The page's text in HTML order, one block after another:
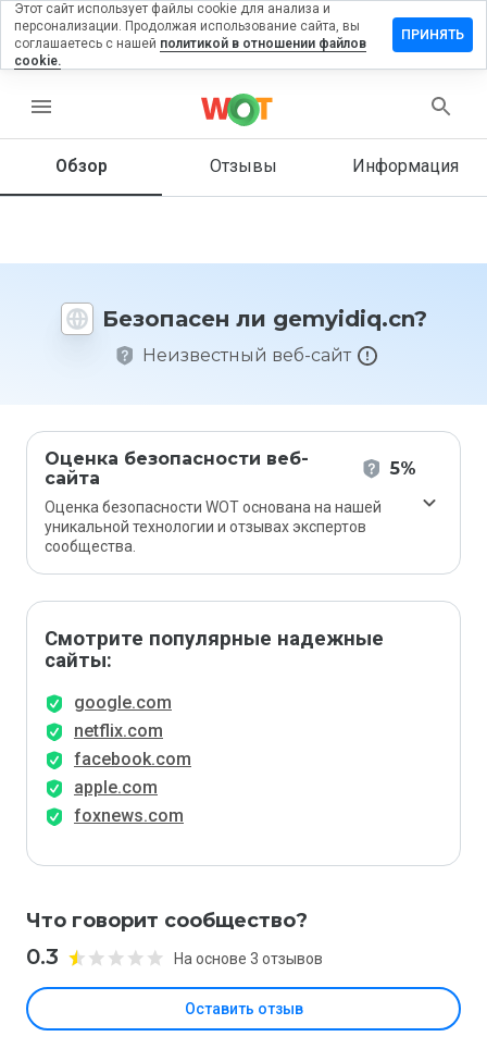
menu
Обзор Отзывы Информация
Безопасен ли gemyidiq.cn?
Неизвестный веб-сайт
Оценка безопасности веб-
сайта
5%
Оценка безопасности WOT основана на нашей
уникальной технологии и отзывах экспертов
сообщества.
Смотрите популярные надежные
сайты:
google.com
netflix.com
facebook.com
apple.com
foxnews.com
Что говорит сообщество?
0.3 На основе 3 отзывов
Оставить отзыв
на
Как бы
этот
1 до 5?
Этот сайт использует файлы cookie для анализа и
персонализации. Продолжая использование сайта, вы
соглашаетесь с нашей политикой в отношении файлов
cookie.
ПРИНЯТЬ